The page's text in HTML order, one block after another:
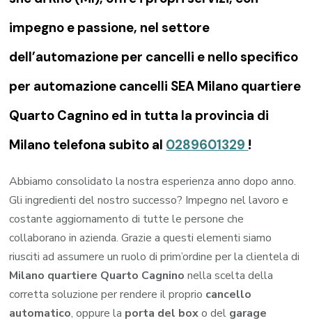
impegno e passione, nel settore
dell’automazione per cancelli e nello specifico
per automazione cancelli SEA Milano quartiere
Quarto Cagnino ed in tutta la provincia di
Milano telefona subito al 0289601329 !
Abbiamo consolidato la nostra esperienza anno dopo anno.
Gli ingredienti del nostro successo? Impegno nel lavoro e
costante aggiornamento di tutte le persone che
collaborano in azienda. Grazie a questi elementi siamo
riusciti ad assumere un ruolo di prim’ordine per la clientela di
Milano quartiere Quarto Cagnino nella scelta della
corretta soluzione per rendere il proprio cancello
automatico, oppure la porta del boxo del garage